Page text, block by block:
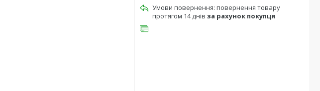
повернення товару
протягом 14 днів за рахунок покупця